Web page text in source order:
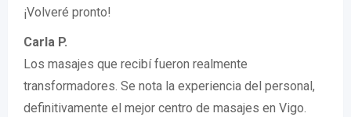
¡Volveré pronto!
Carla P.
Los masajes que recibí fueron realmente
transformadores. Se nota la experiencia del personal,
definitivamente el mejor centro de masajes en Vigo.